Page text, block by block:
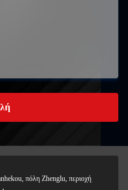
πόλη Zhenglu, περιοχή